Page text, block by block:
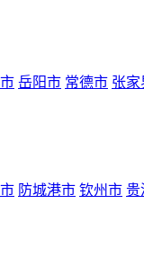
岳阳市 常德市 张家
防城港市 钦州市 贵